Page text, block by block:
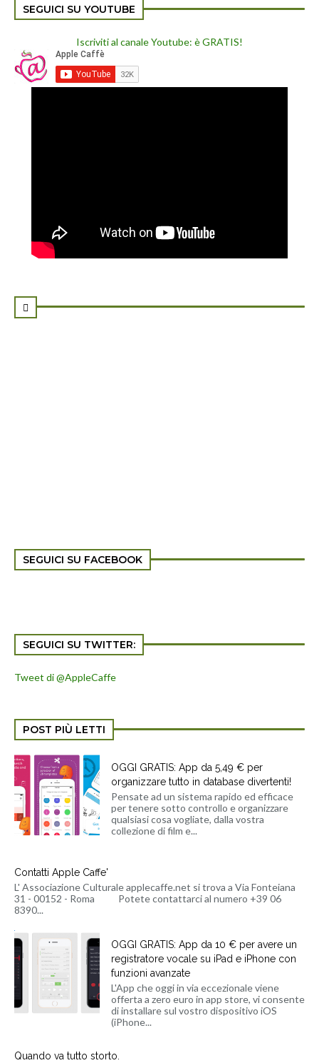
SEGUICI SU YOUTUBE
Iscriviti al canale Youtube: è GRATIS!

SEGUICI SU FACEBOOK
SEGUICI SU TWITTER:
Tweet di @AppleCaffe
POST PIÙ LETTI
OGGI GRATIS: App da 5,49 € per
organizzare tutto in database divertenti!
Pensate ad un sistema rapido ed efficace
per tenere sotto controllo e organizzare
qualsiasi cosa vogliate, dalla vostra
collezione di film e...
Contatti Apple Caffe'
L' Associazione Culturale applecaffe.net si trova a Via Fonteiana
31 - 00152 - Roma Potete contattarci al numero +39 06
8390...
OGGI GRATIS: App da 10 € per avere un
registratore vocale su iPad e iPhone con
funzioni avanzate
L'App che oggi in via eccezionale viene
offerta a zero euro in app store, vi consente
di installare sul vostro dispositivo iOS
(iPhone...
Quando va tutto storto.